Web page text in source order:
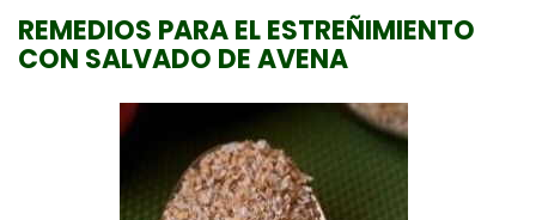
REMEDIOS PARA EL ESTREÑIMIENTO
CON SALVADO DE AVENA